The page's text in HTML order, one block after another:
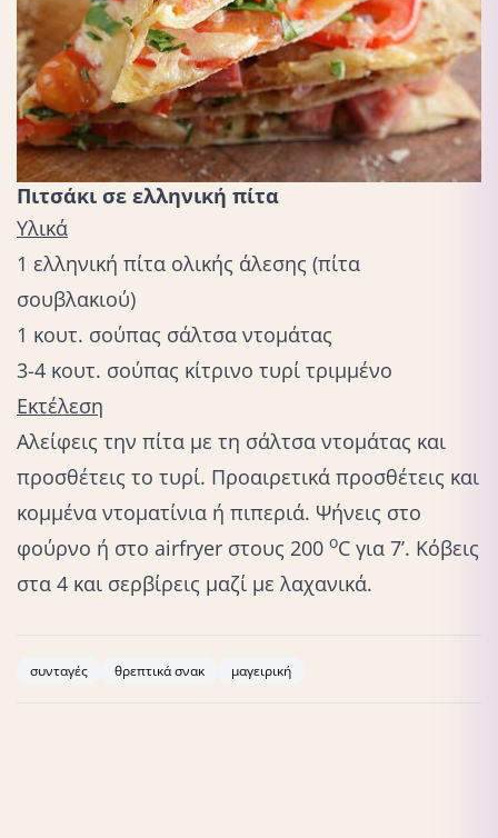
Πιτσάκι σε ελληνική πίτα
Υλικά
1 ελληνική πίτα ολικής άλεσης (πίτα
σουβλακιού)
1 κουτ. σούπας σάλτσα ντομάτας
3-4 κουτ. σούπας κίτρινο τυρί τριμμένο
Εκτέλεση
Αλείφεις την πίτα με τη σάλτσα ντομάτας και
προσθέτεις το τυρί. Προαιρετικά προσθέτεις και
κομμένα ντοματίνια ή πιπεριά. Ψήνεις στο
φούρνο ή στο airfryer στους 200 οC για 7’. Κόβεις
στα 4 και σερβίρεις μαζί με λαχανικά.
συνταγές θρεπτικά σνακ μαγειρική